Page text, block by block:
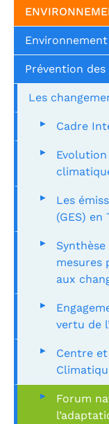
Environnement
Prévention des
Les
Cadre
Les
(GES) en
mesures
aux
vertu de
Centre et
Forum